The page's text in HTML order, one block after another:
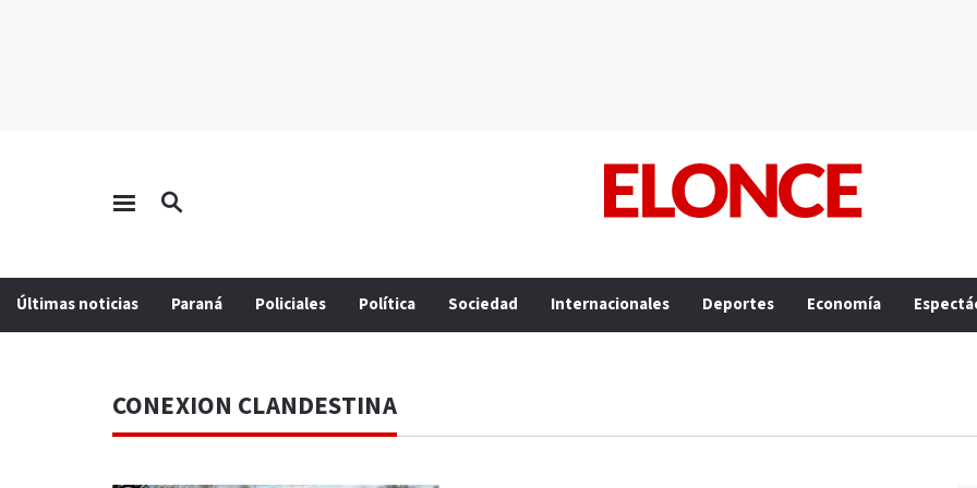
Últimas noticias Paraná Policiales Política Sociedad Internacionales Deportes Economía
CONEXION CLANDESTINA